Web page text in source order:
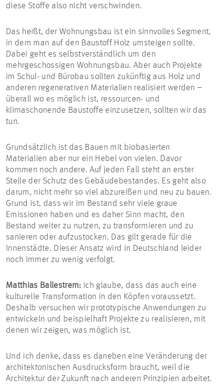
diese Stoffe also nicht verschwinden.
Das heißt, der Wohnungsbau ist ein sinnvolles Segment,
in dem man auf den Baustoff Holz umsteigen sollte.
Dabei geht es selbstverständlich um den
mehrgeschossigen Wohnungsbau. Aber auch Projekte
im Schul- und Bürobau sollten zukünftig aus Holz und
anderen regenerativen Materialien realisiert werden –
überall wo es möglich ist, ressourcen- und
klimaschonende Baustoffe einzusetzen, sollten wir das
tun.
Grundsätzlich ist das Bauen mit biobasierten
Materialien aber nur ein Hebel von vielen. Davor
kommen noch andere. Auf jeden Fall steht an erster
Stelle der Schutz des Gebäudebestandes. Es geht also
darum, nicht mehr so viel abzureißen und neu zu bauen.
Grund ist, dass wir im Bestand sehr viele graue
Emissionen haben und es daher Sinn macht, den
Bestand weiter zu nutzen, zu transformieren und zu
sanieren oder aufzustocken. Das gilt gerade für die
Innenstädte. Dieser Ansatz wird in Deutschland leider
noch immer zu wenig verfolgt.
Matthias Ballestrem: Ich glaube, dass das auch eine
kulturelle Transformation in den Köpfen voraussetzt.
Deshalb versuchen wir prototypische Anwendungen zu
entwickeln und beispielhaft Projekte zu realisieren, mit
denen wir zeigen, was möglich ist.
Und ich denke, dass es daneben eine Veränderung der
architektonischen Ausdrucksform braucht, weil die
Architektur der Zukunft nach anderen Prinzipien arbeitet.